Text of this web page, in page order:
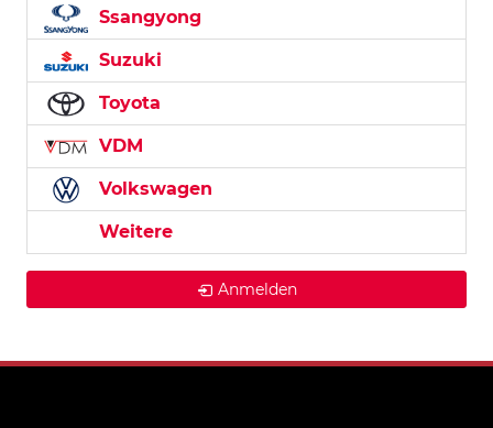
Ssangyong
Suzuki
Toyota
VDM
Volkswagen
Weitere
Anmelden